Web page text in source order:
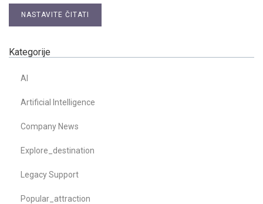
NASTAVITE ČITATI
Kategorije
AI
Artificial Intelligence
Company News
Explore_destination
Legacy Support
Popular_attraction